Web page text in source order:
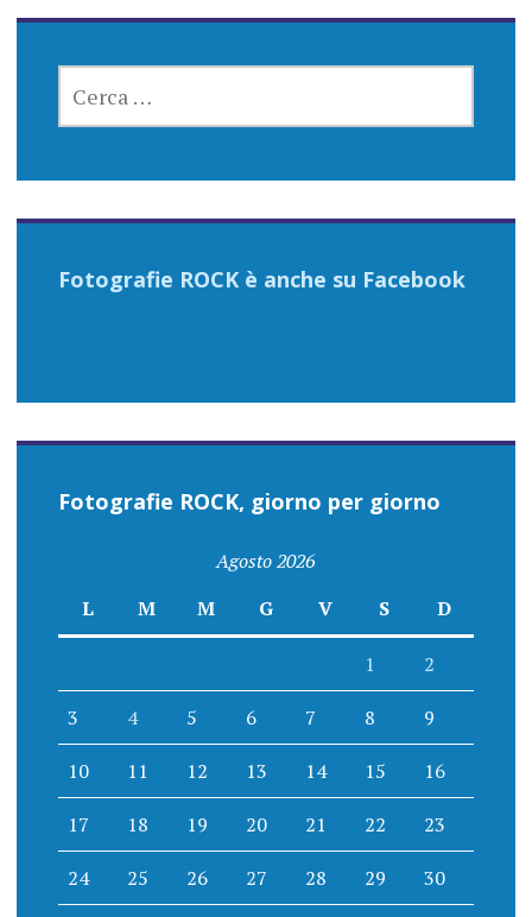
PER:
Fotografie ROCK è anche su Facebook
Fotografie ROCK, giorno per giorno
Agosto 2026
L
M M G V S D
1 2
3 4 5 6 7 8 9
10 11 12 13 14 15 16
17 18 19 20 21 22 23
24 25 26 27 28 29 30